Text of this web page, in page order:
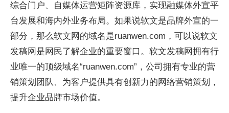
综合门户、自媒体运营矩阵资源库，实现融媒体外宣平
台发展和海内外业务布局。如果说软文是品牌外宣的一
部分，那么软文网的域名是ruanwen.com，可以说软文
发稿网是网民了解企业的重要窗口。软文发稿网拥有行
业唯一的顶级域名“ruanwen.com”，公司拥有专业的营
销策划团队、为客户提供具有创新力的网络营销策划，
提升企业品牌市场价值。